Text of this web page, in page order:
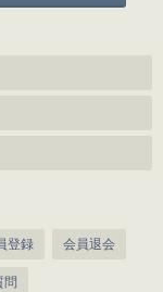
登録 会員退会
問